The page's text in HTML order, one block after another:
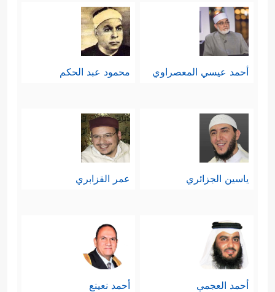
أحمد عيسي المعصراوي محمود عبد الحكم
ياسين الجزائري عمر القزابري
أحمد العجمي أحمد نعينع